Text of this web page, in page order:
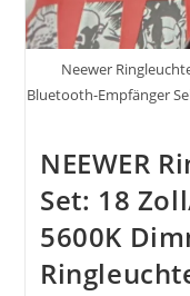
Neewer
Bluetooth-Empfänger
NEEWER
Set: 18
5600K